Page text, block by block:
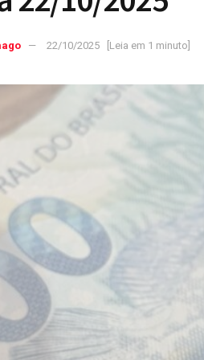
22/10/2025 [Leia em 1 minuto]